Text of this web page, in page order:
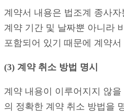
계약서 내용은 법조계 종사
계약 기간 및 날짜뿐 아니라
포함되어 있기 때문에 계약
(3) 계약 취소 방법 명시
계약 내용이 이루어지지 않
의 정확한 계약 취소 방법을